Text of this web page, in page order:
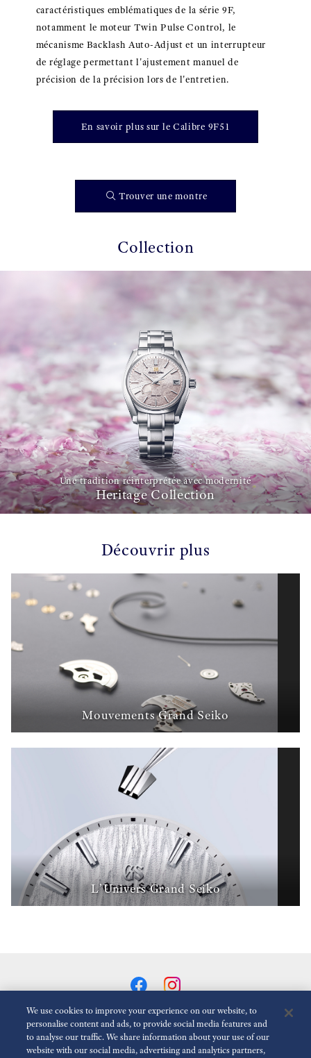
caractéristiques emblématiques de la série 9F,
notamment le moteur Twin Pulse Control, le
mécanisme Backlash Auto-Adjust et un interrupteur
de réglage permettant l'ajustement manuel de
précision de la précision lors de l'entretien.
En savoir plus sur le Calibre 9F51
Trouver une montre
Collection
Une tradition réinterprétée avec modernité
Heritage Collection
Découvrir plus
Mouvements Grand Seiko
L’Univers Grand Seiko
Réduire Les Animations Désactivé
We use cookies to improve your experience on our website, to
personalise content and ads, to provide social media features and
to analyse our traffic. We share information about your use of our
website with our social media, advertising and analytics partners,